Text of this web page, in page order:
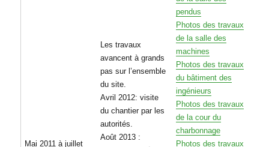
Mai 2011 à juillet
Les travaux
avancent à grands
pas sur l’ensemble
du site.
Avril 2012: visite
du chantier par les
autorités.
Août 2013 :
pendus
Photos des travaux
de la salle des
machines
Photos des travaux
du bâtiment des
ingénieurs
Photos des travaux
de la cour du
charbonnage
Photos des travaux